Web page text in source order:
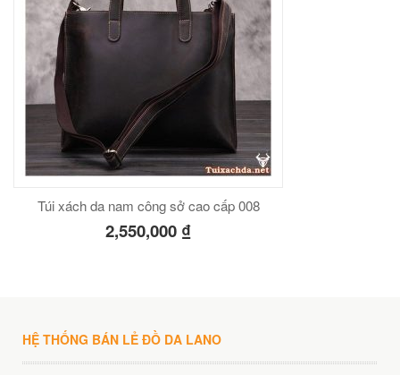
Túi xách da nam công sở cao cấp 008
2,550,000 ₫
HỆ THỐNG BÁN LẺ ĐỒ DA LANO